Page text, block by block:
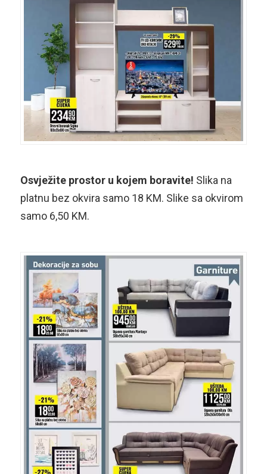
Osvježite prostor u kojem boravite! Slika na
platnu bez okvira samo 18 KM. Slike sa okvirom
samo 6,50 KM.